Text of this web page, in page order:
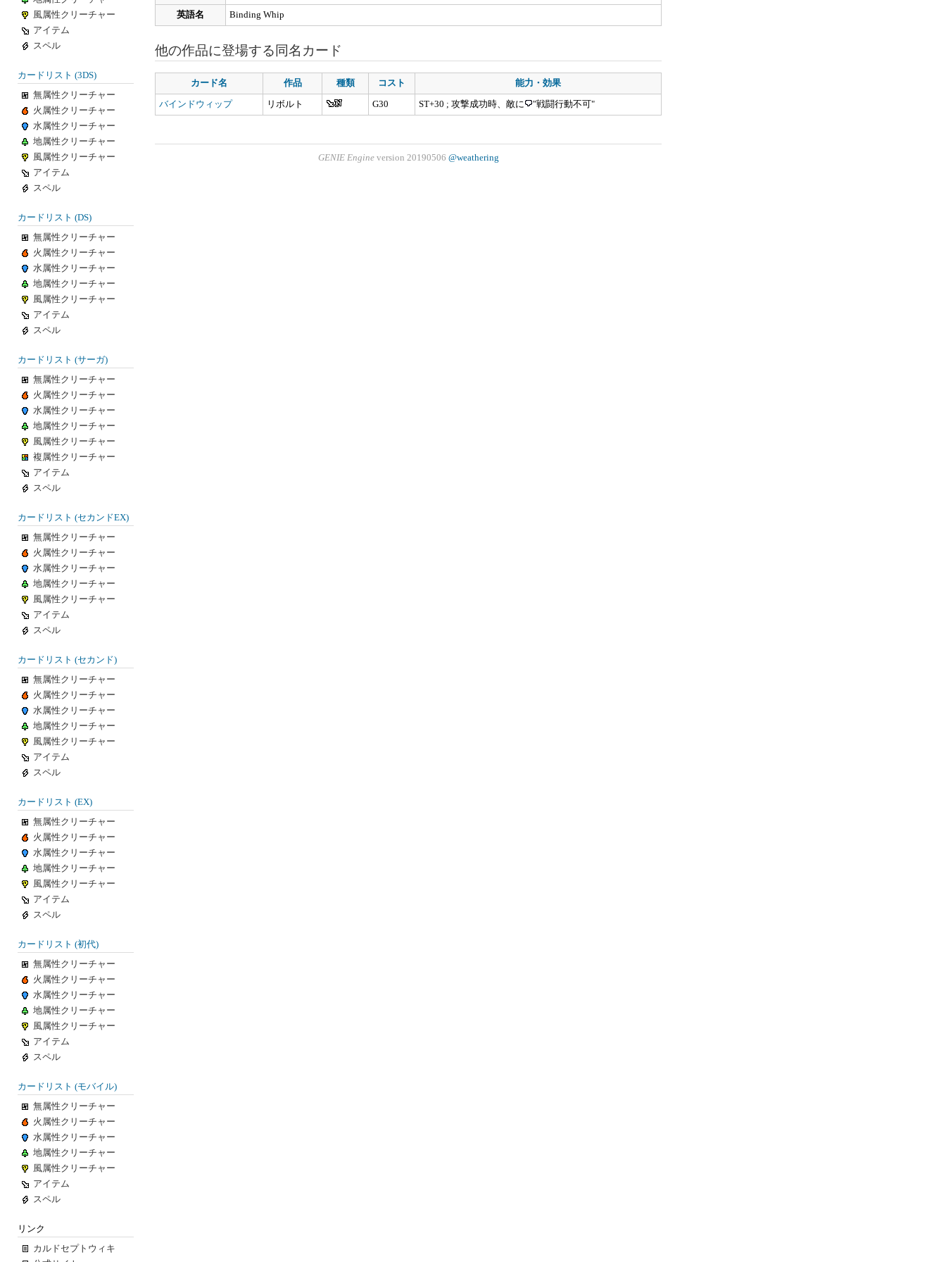
英語名 Binding Whip
他の作品に登場する同名カード
カード名 作品 種類 コスト 能力・効果
バインドウィップ リボルト G30 ST+30 ; 攻撃成功時、敵に "戦闘行動不可"
風属性クリーチャー
アイテム
スペル
カードリスト (3DS)
無属性クリーチャー
火属性クリーチャー
水属性クリーチャー
地属性クリーチャー
風属性クリーチャー
アイテム
スペル
カードリスト (DS)
無属性クリーチャー
火属性クリーチャー
水属性クリーチャー
地属性クリーチャー
風属性クリーチャー
アイテム
スペル
カードリスト (サーガ)
無属性クリーチャー
火属性クリーチャー
水属性クリーチャー
地属性クリーチャー
風属性クリーチャー
複属性クリーチャー
アイテム
スペル
カードリスト (セカンドEX)
無属性クリーチャー
火属性クリーチャー
水属性クリーチャー
地属性クリーチャー
風属性クリーチャー
アイテム
スペル
カードリスト (セカンド)
無属性クリーチャー
火属性クリーチャー
水属性クリーチャー
地属性クリーチャー
風属性クリーチャー
アイテム
スペル
カードリスト (EX)
無属性クリーチャー
火属性クリーチャー
水属性クリーチャー
地属性クリーチャー
風属性クリーチャー
アイテム
スペル
カードリスト (初代)
無属性クリーチャー
火属性クリーチャー
水属性クリーチャー
地属性クリーチャー
風属性クリーチャー
アイテム
スペル
カードリスト (モバイル)
無属性クリーチャー
火属性クリーチャー
水属性クリーチャー
地属性クリーチャー
風属性クリーチャー
アイテム
スペル
リンク
カルドセプトウィキ
GENIE Engineversion 20190506 @weathering